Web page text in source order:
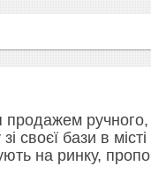
продажем
своєї бази в
на ринку,